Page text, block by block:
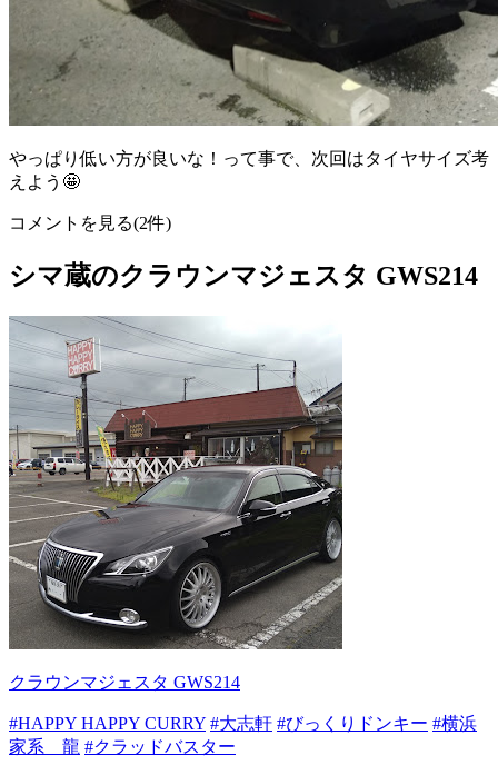
やっぱり低い方が良いな！って事で、次回はタイヤサイズ考
えよう🤩
コメントを見る(2件)
シマ蔵のクラウンマジェスタ GWS214
クラウンマジェスタ GWS214
#HAPPY HAPPY CURRY #大志軒 #びっくりドンキー #横浜
家系 龍 #クラッドバスター